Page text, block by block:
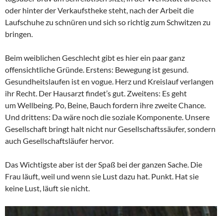
oder hinter der Verkaufstheke steht, nach der Arbeit die
Laufschuhe zu schnüren und sich so richtig zum Schwitzen zu
bringen.
Beim weiblichen Geschlecht gibt es hier ein paar ganz
offensichtliche Gründe. Erstens: Bewegung ist gesund.
Gesundheitslaufen ist en vogue. Herz und Kreislauf verlangen
ihr Recht. Der Hausarzt findet’s gut. Zweitens: Es geht
um Wellbeing. Po, Beine, Bauch fordern ihre zweite Chance.
Und drittens: Da wäre noch die soziale Komponente. Unsere
Gesellschaft bringt halt nicht nur Gesellschaftssäufer, sondern
auch Gesellschaftsläufer hervor.
Das Wichtigste aber ist der Spaß bei der ganzen Sache. Die
Frau läuft, weil und wenn sie Lust dazu hat. Punkt. Hat sie
keine Lust, läuft sie nicht.